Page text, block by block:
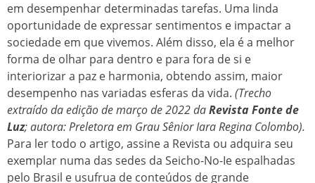
em desempenhar determinadas tarefas. Uma linda
oportunidade de expressar sentimentos e impactar a
sociedade em que vivemos. Além disso, ela é a melhor
forma de olhar para dentro e para fora de si e
interiorizar a paz e harmonia, obtendo assim, maior
desempenho nas variadas esferas da vida. (Trecho
extraído da edição de março de 2022 daRevista Fonte de
Luz; autora: Preletora em Grau Sênior Iara Regina Colombo).
Para ler todo o artigo, assine a Revista ou adquira seu
exemplar numa das sedes da Seicho-No-Ie espalhadas
pelo Brasil e usufrua de conteúdos de grande